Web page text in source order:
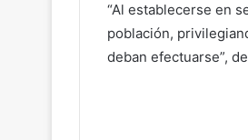
“Al establecerse en
población,
deban efectuarse”,